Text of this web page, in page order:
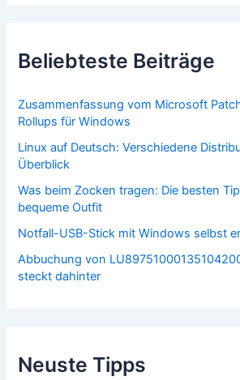
Beliebteste Beiträge
Zusammenfassung vom Microsoft
Rollups für Windows
Linux auf Deutsch: Verschiedene
Überblick
Was beim Zocken tragen: Die besten
bequeme Outfit
Notfall-USB-Stick mit Windows selbst
Abbuchung von
steckt dahinter
Neuste Tipps